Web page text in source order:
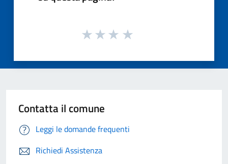
Contatta il comune
Leggi le domande frequenti
Richiedi Assistenza